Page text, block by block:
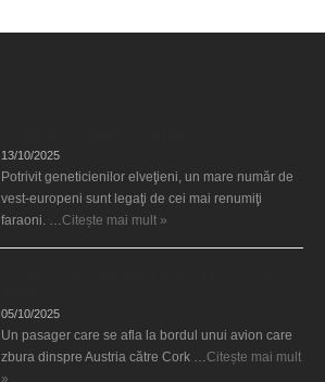
13/10/2025
Potrivit geneticienilor elveţieni, un mare număr de
vest-europeni sunt legaţi de cei mai renumiţi
faraoni. …Citește mai mult »
05/10/2025
Un pasager care se afla la bordul unui avion care
zbura dinspre Austria către Cork …Citește mai mult
»